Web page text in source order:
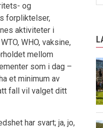
og
forpliktelser,
aktiviteter i
WHO, vaksine,
mellom
som i dag –
et minimum av
fall vil valget ditt
har svart; ja, jo,